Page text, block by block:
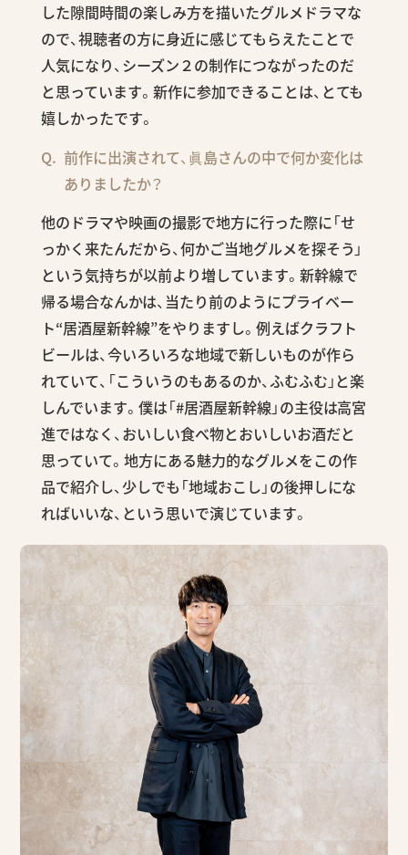
した隙間時間の楽しみ方を描いたグルメドラマな
ので、視聴者の方に身近に感じてもらえたことで
人気になり、シーズン２の制作につながったのだ
と思っています。新作に参加できることは、とても
嬉しかったです。
前作に出演されて、眞島さんの中で何か変化は
ありましたか？
他のドラマや映画の撮影で地方に行った際に「せ
っかく来たんだから、何かご当地グルメを探そう」
という気持ちが以前より増しています。新幹線で
帰る場合なんかは、当たり前のようにプライベー
ト“居酒屋新幹線”をやりますし。例えばクラフト
ビールは、今いろいろな地域で新しいものが作ら
れていて、「こういうのもあるのか、ふむふむ」と楽
しんでいます。僕は「#居酒屋新幹線」の主役は高宮
進ではなく、おいしい食べ物とおいしいお酒だと
思っていて。地方にある魅力的なグルメをこの作
品で紹介し、少しでも「地域おこし」の後押しにな
ればいいな、という思いで演じています。